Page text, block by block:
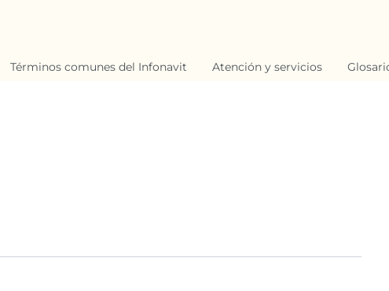
Términos comunes del Infonavit Atención y servicios